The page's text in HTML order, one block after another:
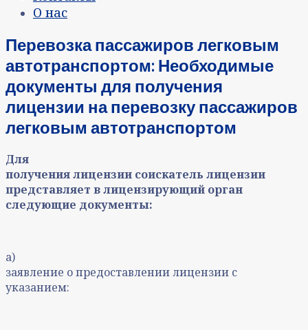
О нас
Перевозка пассажиров легковым
автотранспортом: Необходимые
документы для получения
лицензии на перевозку пассажиров
легковым автотранспортом
Для
получения лицензии соискатель лицензии
представляет в лицензирующий орган
следующие документы:
а)
заявление о предоставлении лицензии с
указанием: